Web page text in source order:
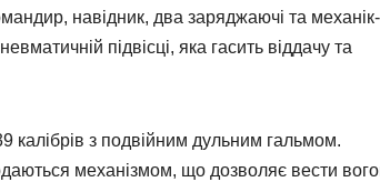
навідник, два заряджаючі та механік-
підвісці, яка гасить віддачу та
з подвійним дульним гальмом.
механізмом, що дозволяє вести